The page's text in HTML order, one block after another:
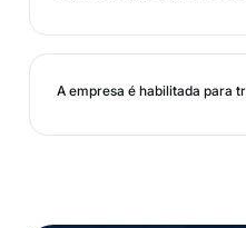
A empresa é habilitada para